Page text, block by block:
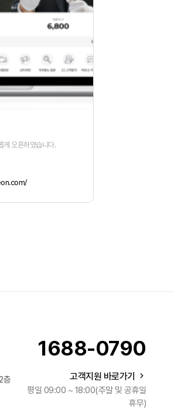
게 오픈하였습니다.
층
1688-0790
고객지원 바로가기
평일 09:00 ~ 18:00(주말 및 공휴일
휴무)